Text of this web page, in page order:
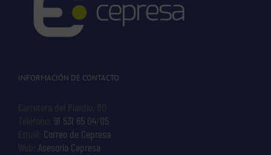
INFORMACIÓN DE CONTACTO
Carretera del Plantío, 80
Teléfono: 91 531 65 04 05
Email: Correo de Cepresa
Web: Asesoría Cepresa